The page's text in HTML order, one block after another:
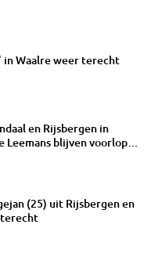
in Waalre weer terecht
en Rijsbergen in
blijven voorlopig
(25) uit Rijsbergen en